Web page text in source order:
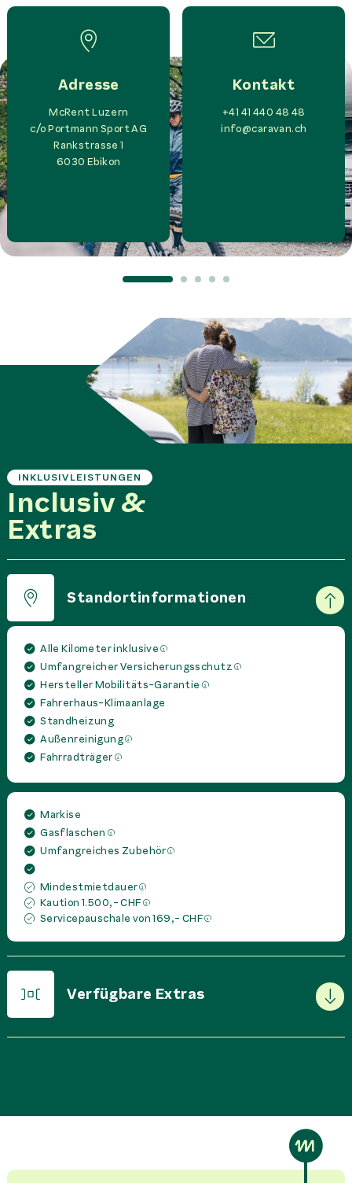
Adresse
McRent Luzern
c/oPortmann Sport AG
Rankstrasse 1
6030 Ebikon
Kontakt
+41 41 440 48 48
info@caravan.ch
INKLUSIVLEISTUNGEN
Inclusiv &
Extras
Standortinformationen
Alle Kilometer inklusive
Umfangreicher Versicherungsschutz
Hersteller Mobilitäts-Garantie
Fahrerhaus-Klimaanlage
Standheizung
Außenreinigung
Fahrradträger
Markise
Gasflaschen
Umfangreiches Zubehör
Mindestmietdauer
Kaution 1.500,- CHF
Servicepauschale von 169,- CHF
Verfügbare Extras
Miete